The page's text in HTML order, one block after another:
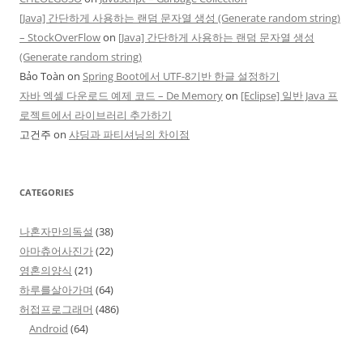
[Java] 간단하게 사용하는 랜덤 문자열 생성 (Generate random string)
– StockOverFlowon [Java] 간단하게 사용하는 랜덤 문자열 생성
(Generate random string)
Bảo Toàn on Spring Boot에서 UTF-8기반 한글 설정하기
자바 엑셀 다운로드 예제 코드 – De Memoryon [Eclipse] 일반 Java 프
로젝트에서 라이브러리 추가하기
고건주 on 샤딩과 파티셔닝의 차이점
CATEGORIES
나혼자만의독설 (38)
아마츄어사진가(22)
영혼의양식 (21)
하루를살아가며 (64)
허접프로그래머 (486)
Android (64)